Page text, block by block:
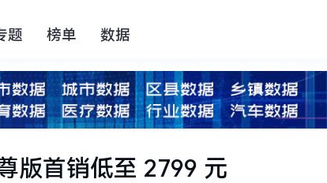
题 榜单 数据
版首销低至 2799 元